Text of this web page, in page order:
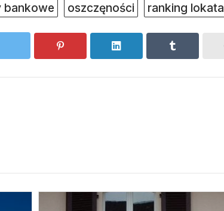
bankowe oszczęności ranking lokata